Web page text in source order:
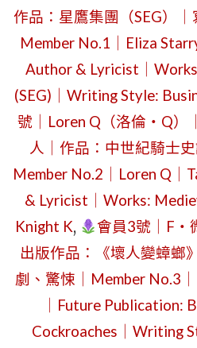
作品：星鷹集團（SEG）｜
Member No.1｜Eliza
Author & Lyricist｜
(SEG)｜Writing Style:
號｜Loren Q（洛倫・Q）
人｜作品：中世紀騎士
Member No.2｜Loren Q｜
& Lyricist｜Works:
Knight K,
會員3號｜F・
出版作品：《壞人變蟑螂
劇、驚悚｜Member No.3
｜Future Publication:
Cockroaches｜Writing